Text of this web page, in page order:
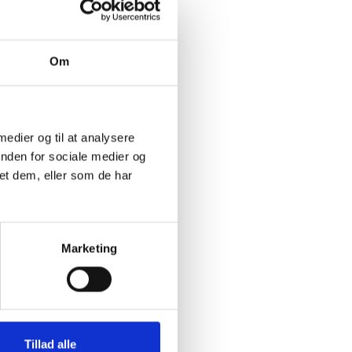
Om
og til at analysere
for sociale medier og
dem, eller som de har
Marketing
Tillad alle